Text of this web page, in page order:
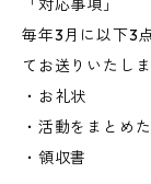
「対応事項」
毎年3月に以下3
てお送りいたし
・お礼状
・活動をまとめ
・領収書